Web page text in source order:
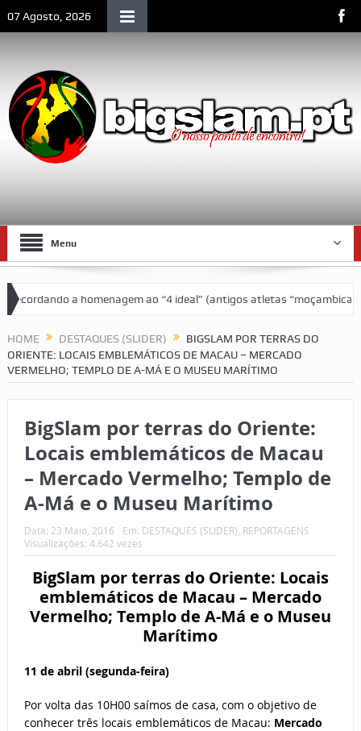
07 Agosto, 2026
Menu
(antigos atletas “moçambicanos” do GCF da época 1976/77)
HOME DESTAQUES (SLIDER)
BIGSLAM POR TERRAS DO
ORIENTE: LOCAIS EMBLEMÁTICOS DE MACAU – MERCADO
VERMELHO; TEMPLO DE A-MÁ E O MUSEU MARÍTIMO
BigSlam por terras do Oriente:
Locais emblemáticos de Macau
– Mercado Vermelho; Templo de
A-Má e o Museu Marítimo
Data: 23 Maio, 2016 Em: DESTAQUES (SLIDER) REPORTAGENS
Visualizações: 4.642 vezes
BigSlam por terras do Oriente: Locais
emblemáticos de Macau – Mercado
Vermelho; Templo de A-Má e o Museu
Marítimo
11 de abril (segunda-feira)
Por volta das 10H00 saímos de casa, com o objetivo de
conhecer três locais emblemáticos de Macau: Mercado